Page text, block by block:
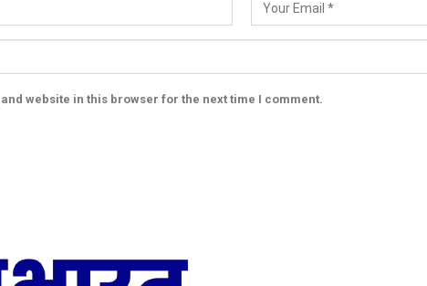
website in this browser for the next time I comment.